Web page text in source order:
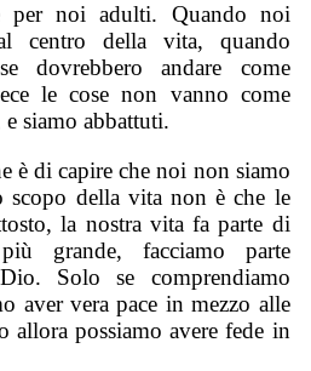
per noi adulti. Quando noi
centro della vita, quando
dovrebbero andare come
le cose non vanno come
siamo abbattuti.
è di capire che noi non siamo
della vita non è che le
la nostra vita fa parte di
grande, facciamo parte
Solo se comprendiamo
aver vera pace in mezzo alle
possiamo avere fede in